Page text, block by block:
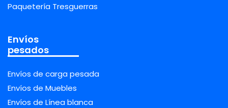
Paquetería Tresguerras
Envíos
pesados
Envíos de carga pesada
Envíos de Muebles
Envíos de Línea blanca